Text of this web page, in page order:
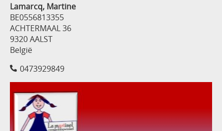
Lamarcq, Martine
BE0556813355
ACHTERMAAL 36
9320 AALST
België
0473929849